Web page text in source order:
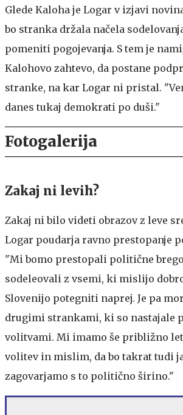
Glede Kaloha je Logar v izjavi
bo stranka držala načela
pomeniti pogojevanja. S tem je
Kalohovo zahtevo, da postane
stranke, na kar Logar ni pristal.
danes tukaj demokrati po duši."
Fotogalerija
Zakaj ni levih?
Zakaj ni bilo videti obrazov z leve
Logar poudarja ravno prestopanje
"Mi bomo prestopali politične
sodeleovali z vsemi, ki mislijo
Slovenijo potegniti naprej. Je pa
drugimi strankami, ki so nastajale
volitvami. Mi imamo še približno
volitev in mislim, da bo takrat tudi
zagovarjamo s to politično širino."